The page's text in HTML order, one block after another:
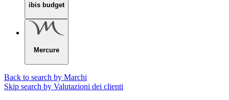
ibis budget
Mercure
Back to search by Marchi
Skip search by Valutazioni dei clienti